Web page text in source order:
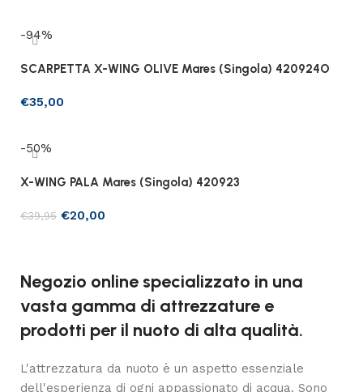
-94%
SCARPETTA X-WING OLIVE Mares (Singola) 420924O
€35,00
-50%
X-WING PALA Mares (Singola) 420923
€39,95 €20,00
Negozio online specializzato in una
vasta gamma di attrezzature e
prodotti per il nuoto di alta qualità.
L'attrezzatura da nuoto è un aspetto essenziale
dell'esperienza di ogni appassionato di acqua. Sono